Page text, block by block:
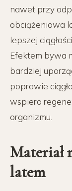
nawet przy
obciążeniowa
lepszej
Efektem bywa
bardziej
poprawie
wspiera
organizmu.
Materiał
latem